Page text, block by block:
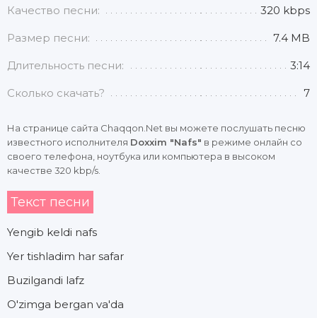
Качество песни: 320 kbps
Размер песни: 7.4 MB
Длительность песни: 3:14
Сколько скачать? 7
На странице сайта Chaqqon.Net вы можете послушать песню
известного исполнителя Doxxim "Nafs" в режиме онлайн со
своего телефона, ноутбука или компьютера в высоком
качестве 320 kbp/s.
Текст песни
Yengib keldi nafs
Yer tishladim har safar
Buzilgandi lafz
O'zimga bergan va'da